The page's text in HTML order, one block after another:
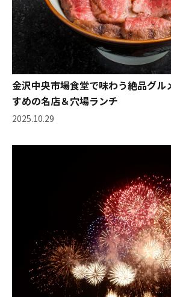
金沢中央市場食堂で味わう絶品グル
すめの名店＆穴場ランチ
2025.10.29